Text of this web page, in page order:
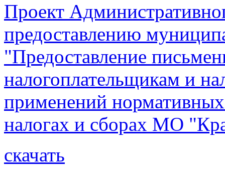
Проект
предоставлению
"Предоставление
налогоплательщикам и
применений
налогах и сборах МО
скачать